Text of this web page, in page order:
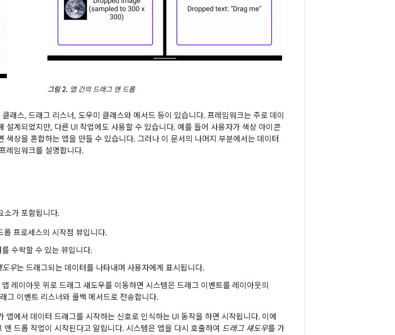
그림 2. 앱 간의 드래그 앤 드롭
래스, 드래그 리스너, 도우미 클래스와 메서드 등이 있습니다. 프레임워크는 주로 데이
설계되었지만, 다른 UI 작업에도 사용할 수 있습니다. 예를 들어 사용자가 색상 아이콘
색상을 혼합하는 앱을 만들 수 있습니다. 그러나 이 문서의 나머지 부분에서는 데이터
레임워크를 설명합니다.
소가 포함됩니다.
롭 프로세스의 시작점 뷰입니다.
수락할 수 있는 뷰입니다.
도우는 드래그되는 데이터를 나타내며 사용자에게 표시됩니다.
레이아웃 위로 드래그 섀도우를 이동하면 시스템은 드래그 이벤트를 레이아웃의
그 이벤트 리스너와 콜백 메서드로 전송합니다.
앱에서 데이터 드래그를 시작하는 신호로 인식하는 UI 동작을 하면 시작됩니다. 이에
앤 드롭 작업이 시작된다고 알립니다. 시스템은 앱을 다시 호출하여 드래그 섀도우를 가